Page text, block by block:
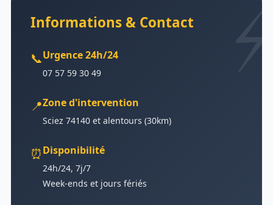
Informations & Contact
📞Urgence 24h/24
07 57 59 30 49
📍Zone d'intervention
Sciez 74140 et alentours (30km)
⏰Disponibilité
24h/24, 7j/7
Week-ends et jours fériés